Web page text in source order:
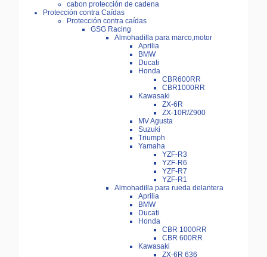
cabon protección de cadena
Protección contra Caídas
Protección contra caídas
GSG Racing
Almohadilla para marco,motor
Aprilia
BMW
Ducati
Honda
CBR600RR
CBR1000RR
Kawasaki
ZX-6R
ZX-10R/Z900
MV Agusta
Suzuki
Triumph
Yamaha
YZF-R3
YZF-R6
YZF-R7
YZF-R1
Almohadilla para rueda delantera
Aprilia
BMW
Ducati
Honda
CBR 1000RR
CBR 600RR
Kawasaki
ZX-6R 636